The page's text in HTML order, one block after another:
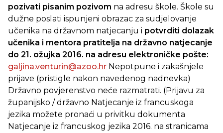
pozivati pisanim pozivom na adresu škole. Škole su
dužne poslati ispunjeni obrazac za sudjelovanje
učenika na državnom natjecanju i potvrditi dolazak
učenika i mentora pratitelja na državno natjecanje
do 21. ožujka 2016. na adresu elektroničke pošte:
galjina.venturin@azoo.hr Nepotpune i zakašnjele
prijave (pristigle nakon navedenog nadnevka)
Državno povjerenstvo neće razmatrati. (Prijavu za
županijsko / državno Natjecanje iz francuskoga
jezika možete pronaći u privitku dokumenta
Natjecanje iz francuskog jezika 2016. na stranicama